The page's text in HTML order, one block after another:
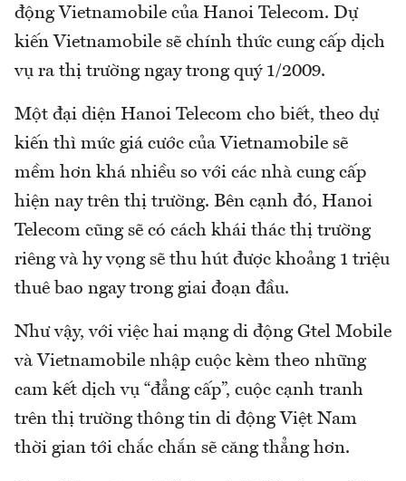
động Vietnamobile của Hanoi Telecom. Dự
kiến Vietnamobile sẽ chính thức cung cấp dịch
vụ ra thị trường ngay trong quý 1/2009.
Một đại diện Hanoi Telecom cho biết, theo dự
kiến thì mức giá cước của Vietnamobile sẽ
mềm hơn khá nhiều so với các nhà cung cấp
hiện nay trên thị trường. Bên cạnh đó, Hanoi
Telecom cũng sẽ có cách khái thác thị trường
riêng và hy vọng sẽ thu hút được khoảng 1 triệu
thuê bao ngay trong giai đoạn đầu.
Như vậy, với việc hai mạng di động Gtel Mobile
và Vietnamobile nhập cuộc kèm theo những
cam kết dịch vụ “đẳng cấp”, cuộc cạnh tranh
trên thị trường thông tin di động Việt Nam
thời gian tới chắc chắn sẽ căng thẳng hơn.